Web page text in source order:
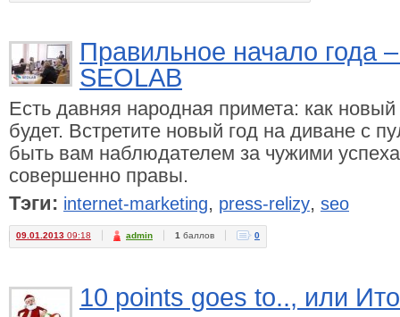
Правильное начало года
SEOLAB
Есть давняя народная примета: как
будет. Встретите новый год на диване с
быть вам наблюдателем за чужими
совершенно правы.
Тэги: internet-marketing, press-relizy, seo
09.01.2013 09:18 admin 1 баллов 0
10 points goes to.., или